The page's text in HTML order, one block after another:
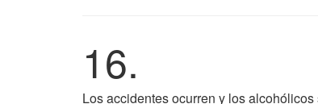
16.
Los accidentes ocurren y los